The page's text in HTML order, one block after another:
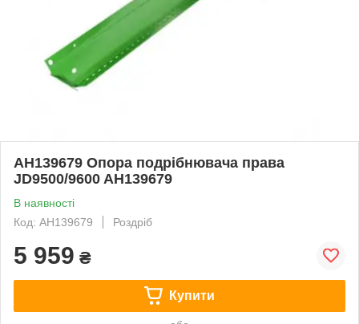
AH139679 Опора подрібнювача права
JD9500/9600 AH139679
В наявності
Код: AH139679
Роздріб
5 959 ₴
Купити